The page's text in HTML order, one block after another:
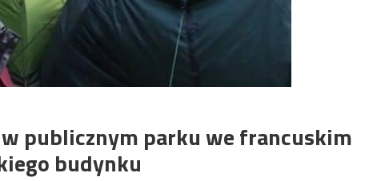
publicznym parku we francuskim
budynku